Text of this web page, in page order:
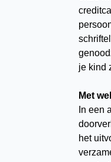
je kind
Met
In een
het